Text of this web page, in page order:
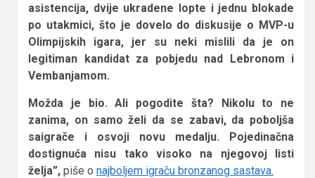
asistencija, dvije ukradene lopte i jednu blokade
po utakmici, što je dovelo do diskusije o MVP-u
Olimpijskih igara, jer su neki mislili da je on
legitiman kandidat za pobjedu nad Lebronom i
Vembanjamom.
Možda je bio. Ali pogodite šta? Nikolu to ne
zanima, on samo želi da se zabavi, da poboljša
saigrače i osvoji novu medalju. Pojedinačna
dostignuća nisu tako visoko na njegovoj listi
želja”, piše o najboljem igraču bronzanog sastava.